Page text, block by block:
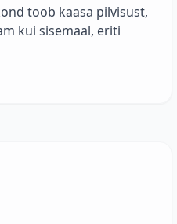
toob kaasa pilvisust,
kui sisemaal, eriti